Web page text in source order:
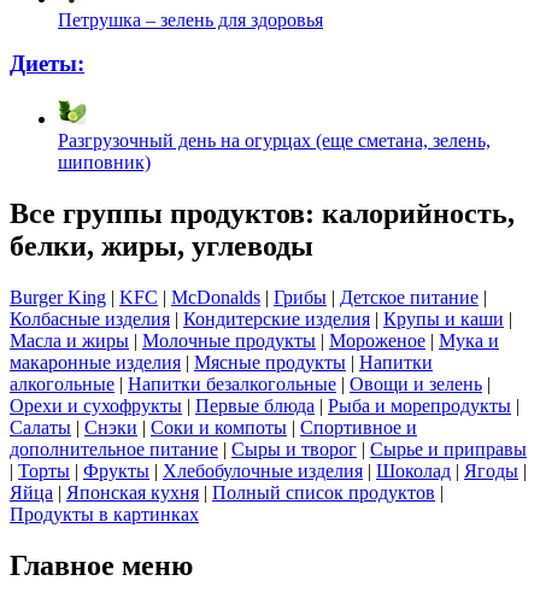
Петрушка – зелень для здоровья
Диеты:
Разгрузочный день на огурцах (еще сметана, зелень,
шиповник)
Все группы продуктов: калорийность,
белки, жиры, углеводы
Burger King | KFC | McDonalds | Грибы | Детское питание |
Колбасные изделия | Кондитерские изделия | Крупы и каши |
Масла и жиры | Молочные продукты | Мороженое | Мука и
макаронные изделия | Мясные продукты | Напитки
алкогольные | Напитки безалкогольные | Овощи и зелень |
Орехи и сухофрукты | Первые блюда | Рыба и морепродукты |
Салаты | Снэки | Соки и компоты | Спортивное и
дополнительное питание | Сыры и творог | Сырье и приправы
| Торты | Фрукты | Хлебобулочные изделия | Шоколад | Ягоды |
Яйца | Японская кухня | Полный список продуктов |
Продукты в картинках
Главное меню